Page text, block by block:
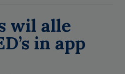
wil alle
in app